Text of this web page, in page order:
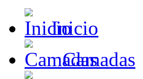
Inicio
Camadas